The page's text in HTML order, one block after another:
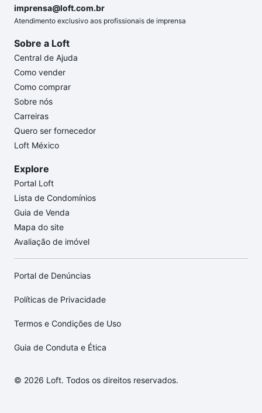
imprensa@loft.com.br
Atendimento exclusivo aos profissionais de imprensa
Sobre a Loft
Central de Ajuda
Como vender
Como comprar
Sobre nós
Carreiras
Quero ser fornecedor
Loft México
Explore
Portal Loft
Lista de Condomínios
Guia de Venda
Mapa do site
Avaliação de imóvel
Portal de Denúncias
Políticas de Privacidade
Termos e Condições de Uso
Guia de Conduta e Ética
© 2026 Loft. Todos os direitos reservados.